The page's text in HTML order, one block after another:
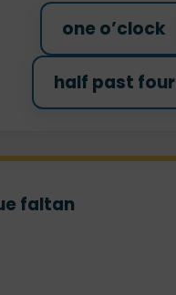
one o’clock
half past four
faltan